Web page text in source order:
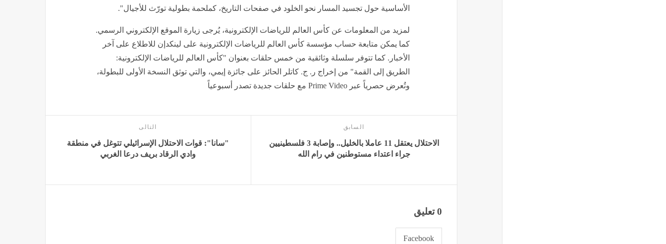
الأساسية حول تجسيد المسار نحو الخلود في صفحات التاريخ، كملحمة بطولية تورّث للأجيال".
لمزيد من المعلومات عن كأس العالم للرياضات الإلكترونية، يُرجى زيارة الموقع الإلكتروني الرسمي.
كما يمكن متابعة حساب مؤسسة كأس العالم للرياضات الإلكترونية على لينكدإن للاطلاع على آخر
الأخبار. كما تتوفر سلسلة وثائقية من خمس حلقات بعنوان "كأس العالم للرياضات الإلكترونية:
الطريق إلى القمة" من إخراج ر. ج. كاتلر الحائز على جائزة إيمي، والتي توثق النسخة الأولى للبطولة،
وتُعرض حصرياً عبر Prime Video مع حلقات جديدة تصدر أسبوعياً
السابق
الاحتلال يعتقل 11 عاملا بالخليل.. وإصابة 3 فلسطينيين
جراء اعتداء مستوطنين في رام الله
التالى
"سانا": قوات الاحتلال الإسرائيلي تتوغل في منطقة
وادي الرقاد ‏بريف درعا الغربي‎
0 تعليق
Facebook